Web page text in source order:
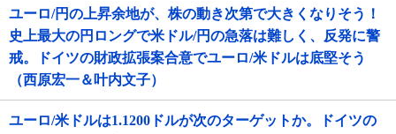
ユーロ/円の上昇余地が、株の動き次第で大きくなりそう！
史上最大の円ロングで米ドル/円の急落は難しく、反発に警
戒。ドイツの財政拡張案合意でユーロ/米ドルは底堅そう
（西原宏一＆叶内文子）
ユーロ/米ドルは1.1200ドルが次のターゲットか。ドイツの